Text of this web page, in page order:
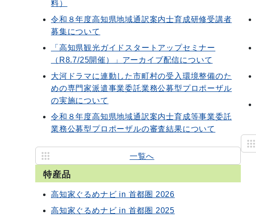
料）
令和８年度高知県地域通訳案内士育成研修受講者
募集について
「高知県観光ガイドスタートアップセミナー
（R8.7/25開催）」アーカイブ配信について
大河ドラマに連動した市町村の受入環境整備のた
めの専門家派遣事業委託業務公募型プロポーザル
の実施について
令和８年度高知県地域通訳案内士育成等事業委託
業務公募型プロポーザルの審査結果について
一覧へ
特産品
高知家ぐるめナビ in 首都圏 2026
高知家ぐるめナビ in 首都圏 2025